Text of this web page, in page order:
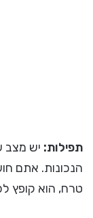
תפילות: יש מצב
הנכונות. אתם
טרח, הוא קופץ